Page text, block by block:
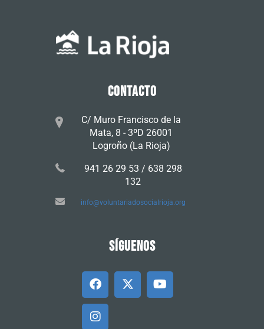
CONTACTO
C/ Muro Francisco de la
Mata, 8 - 3ºD 26001
Logroño (La Rioja)
941 26 29 53 / 638 298
132
info@voluntariadosocialrioja.org
SÍGUENOS